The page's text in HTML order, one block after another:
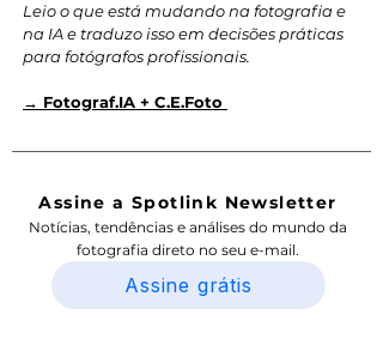
Leio o que está mudando na fotografia e
na IA e traduzo isso em decisões práticas
para fotógrafos profissionais.
→ Fotograf.IA + C.E.Foto
Assine a Spotlink Newsletter
Notícias, tendências e análises do mundo da
fotografia direto no seu e-mail.
Assine grátis